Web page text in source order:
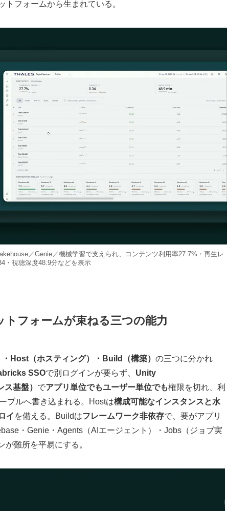
フォームから生まれている。
／Genie／機械学習で支えられ、コンテンツ利用率27.7%・再生レ
・視聴深度48.9分などを表示
フォームが束ねる三つの能力
Host（ホスティング）・Build（構築） の三つに分かれ
SSOで別ログインが要らず、 Unity
基盤） でアプリ単位でもユーザー単位でも権限を切れ、利
ブルへ書き込まれる。Hostは構成可能なインスタンスと水
イ を備える。Buildはフレームワーク非依存で、要がアプリ
・Genie・Agents（AIエージェント）・Jobs（ジョブ実
難所を平易にする。